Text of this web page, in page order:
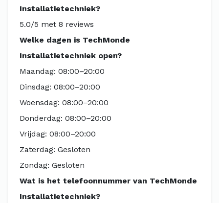
Installatietechniek?
5.0/5 met 8 reviews
Welke dagen is TechMonde
Installatietechniek open?
Maandag: 08:00–20:00
Dinsdag: 08:00–20:00
Woensdag: 08:00–20:00
Donderdag: 08:00–20:00
Vrijdag: 08:00–20:00
Zaterdag: Gesloten
Zondag: Gesloten
Wat is het telefoonnummer van TechMonde
Installatietechniek?